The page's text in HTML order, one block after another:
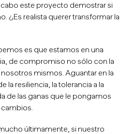
este proyecto demostrar si
¿Es realista querer transformar la
es que estamos en una
de compromiso no sólo con la
mismos. Aguantar en la
la resiliencia, la tolerancia a la
de las ganas que le pongamos
últimamente, si nuestro